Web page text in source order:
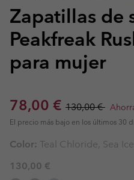
Zapatillas de
Peakfreak
para mujer
Sale price:
78,00 € Regular price:
130,00 €
El precio más bajo en los últimos 30
Color: Teal Chloride, Sea Ice
130,00 €